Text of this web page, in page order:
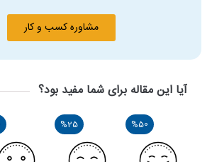
مشاوره کسب و کار
آیا این مقاله برای شما مفید بود؟
%50
%25